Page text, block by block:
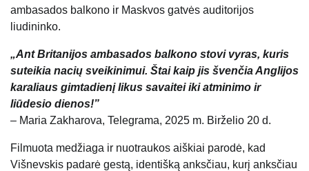
ambasados ​​balkono ir Maskvos gatvės auditorijos
liudininko.
„Ant Britanijos ambasados ​​balkono stovi vyras, kuris
suteikia nacių sveikinimui. Štai kaip jis švenčia Anglijos
karaliaus gimtadienį likus savaitei iki atminimo ir
liūdesio dienos!”
– Maria Zakharova, Telegrama, 2025 m. Birželio 20 d.
Filmuota medžiaga ir nuotraukos aiškiai parodė, kad
Višnevskis padarė gestą, identišką anksčiau, kurį anksčiau